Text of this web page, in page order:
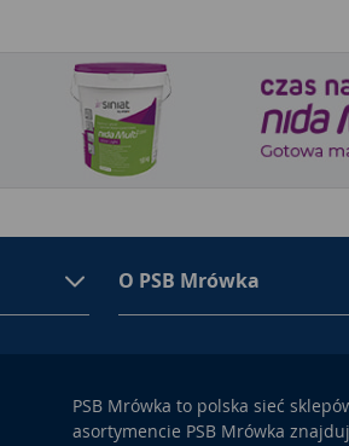
O PSB Mrówka
PSB Mrówka to polska sieć
asortymencie PSB Mrówka